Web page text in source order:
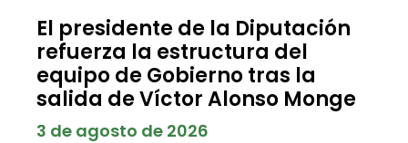
El presidente de la Diputación
refuerza la estructura del
equipo de Gobierno tras la
salida de Víctor Alonso Monge
3 de agosto de 2026